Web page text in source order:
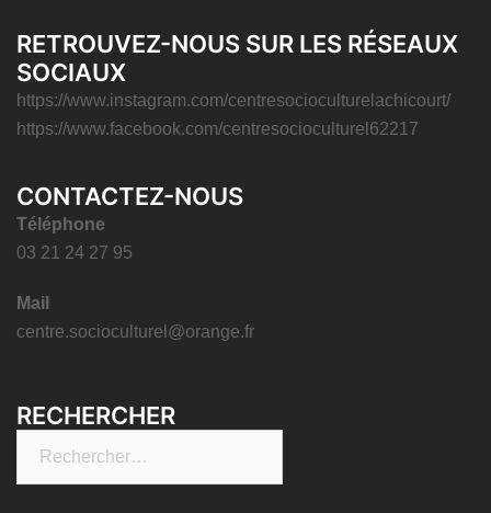
RETROUVEZ-NOUS SUR LES RÉSEAUX
SOCIAUX
https://www.instagram.com/centresocioculturelachicourt/
https://www.facebook.com/centresocioculturel62217
CONTACTEZ-NOUS
Téléphone
03 21 24 27 95
Mail
centre.socioculturel@orange.fr
RECHERCHER